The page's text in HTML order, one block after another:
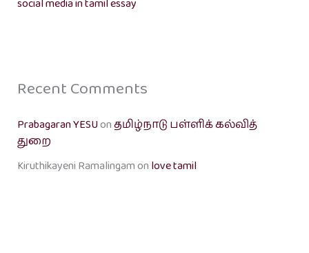
social media in tamil essay
Recent Comments
Prabagaran YESUonதமிழ்நாடு பள்ளிக் கல்வித்
துறை
Kiruthikayeni Ramalingamon love tamil